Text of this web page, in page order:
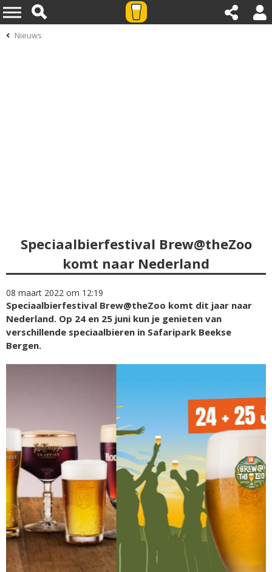
Nieuws
Speciaalbierfestival Brew@theZoo
komt naar Nederland
08 maart 2022 om 12:19
Speciaalbierfestival Brew@theZoo komt dit jaar naar
Nederland. Op 24 en 25 juni kun je genieten van
verschillende speciaalbieren in Safaripark Beekse
Bergen.